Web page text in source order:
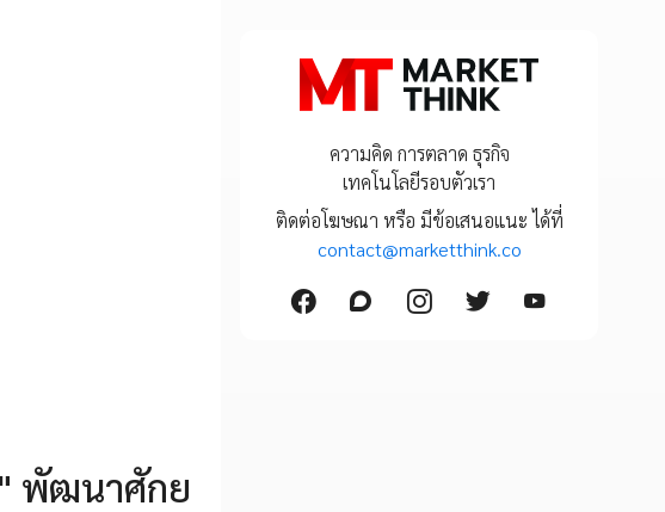
" พัฒนาศักย
ความคิด การตลาด ธุรกิจ
เทคโนโลยีรอบตัวเรา
ติดต่อโฆษณา หรือ มีข้อเสนอแนะ ได้ที่
contact@marketthink.co